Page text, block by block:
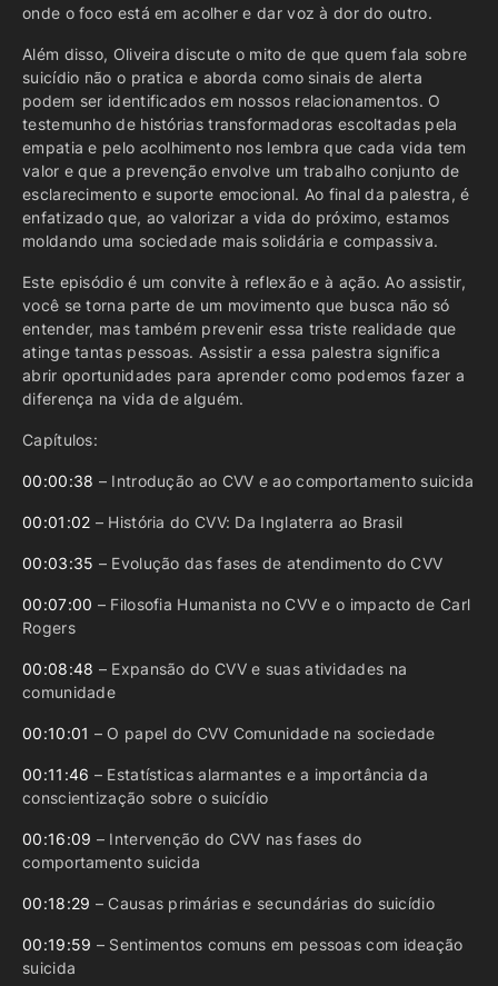
onde o foco está em acolher e dar voz à dor do outro.
Além disso, Oliveira discute o mito de que quem fala sobre
suicídio não o pratica e aborda como sinais de alerta
podem ser identificados em nossos relacionamentos. O
testemunho de histórias transformadoras escoltadas pela
empatia e pelo acolhimento nos lembra que cada vida tem
valor e que a prevenção envolve um trabalho conjunto de
esclarecimento e suporte emocional. Ao final da palestra, é
enfatizado que, ao valorizar a vida do próximo, estamos
moldando uma sociedade mais solidária e compassiva.
Este episódio é um convite à reflexão e à ação. Ao assistir,
você se torna parte de um movimento que busca não só
entender, mas também prevenir essa triste realidade que
atinge tantas pessoas. Assistir a essa palestra significa
abrir oportunidades para aprender como podemos fazer a
diferença na vida de alguém.
Capítulos:
00:00:38 – Introdução ao CVV e ao comportamento suicida
00:01:02 – História do CVV: Da Inglaterra ao Brasil
00:03:35 – Evolução das fases de atendimento do CVV
00:07:00 – Filosofia Humanista no CVV e o impacto de Carl
Rogers
00:08:48 – Expansão do CVV e suas atividades na
comunidade
00:10:01 – O papel do CVV Comunidade na sociedade
00:11:46 – Estatísticas alarmantes e a importância da
conscientização sobre o suicídio
00:16:09 – Intervenção do CVV nas fases do
comportamento suicida
00:18:29 – Causas primárias e secundárias do suicídio
00:19:59 – Sentimentos comuns em pessoas com ideação
suicida